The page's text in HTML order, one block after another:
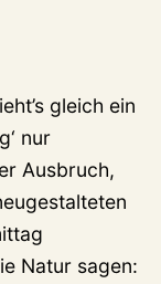
gleich ein
nur
Ausbruch,
Natur sagen: